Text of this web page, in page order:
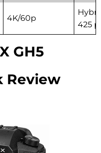
4K/60p
425
GH5
Review